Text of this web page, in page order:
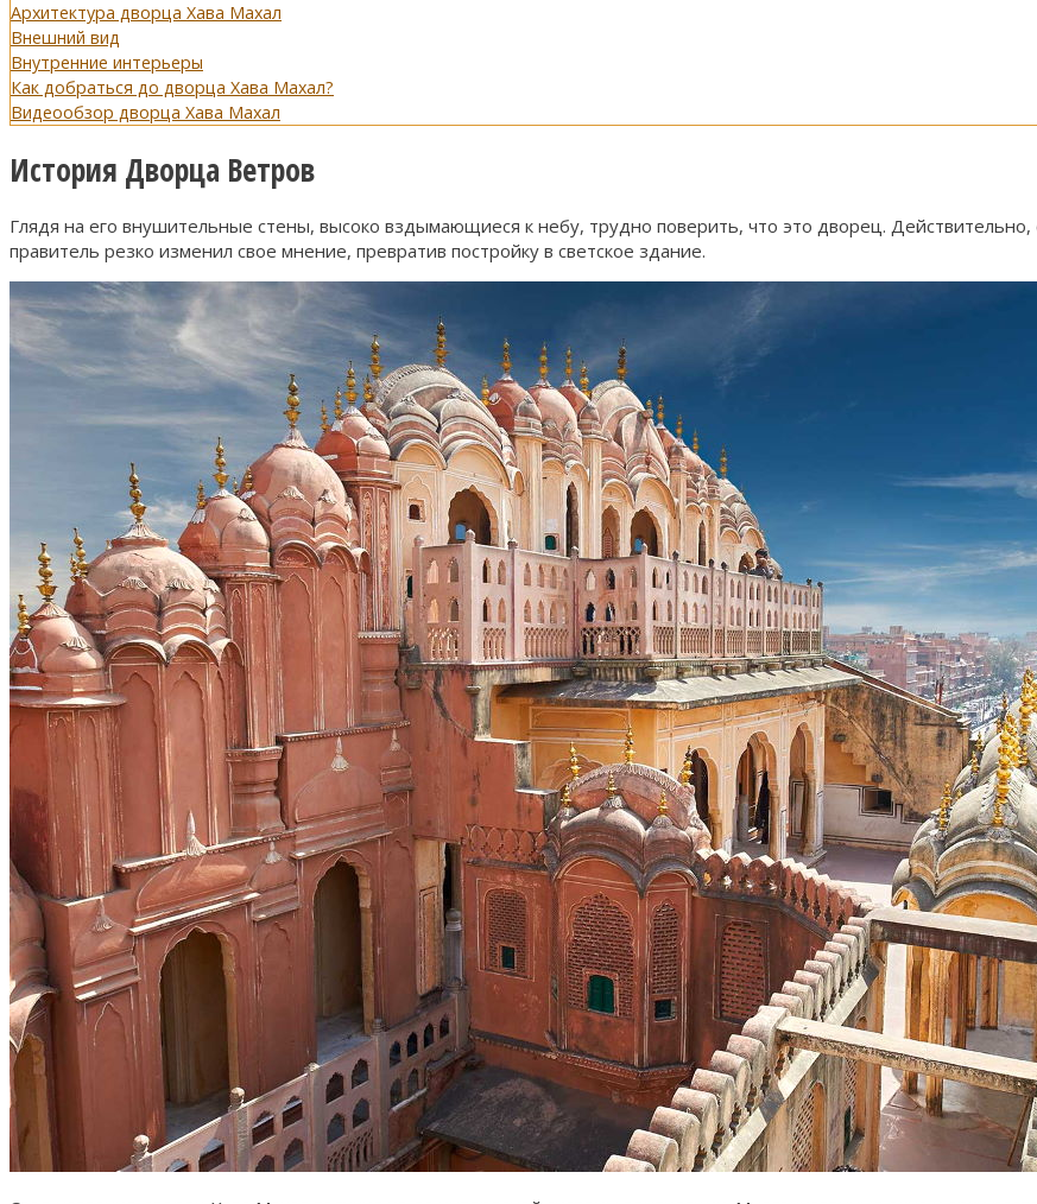
Архитектура дворца Хава Махал
Внешний вид
Внутренние интерьеры
Как добраться до дворца Хава Махал?
Видеообзор дворца Хава Махал
История Дворца Ветров
Глядя на его внушительные стены, высоко вздымающиеся к небу, трудно поверить, что это дворец.
правитель резко изменил свое мнение, превратив постройку в светское здание.